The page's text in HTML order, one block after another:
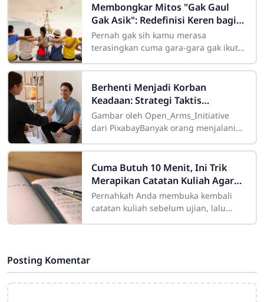
Membongkar Mitos "Gak Gaul
Gak Asik": Redefinisi Keren bagi
Remaja Modern
Pernah gak sih kamu merasa
terasingkan cuma gara-gara gak ikut
kemarin? Atau merasa "kurang keren"
Berhenti Menjadi Korban
Keadaan: Strategi Taktis
Menghapus Sifat Buruk untuk
Membentuk Karakter Kelas Atas
Gambar oleh Open_Arms_Initiative
dari PixabayBanyak orang menjalani
yang menyedihkan, berlindung di
balik kalimat
Cuma Butuh 10 Menit, Ini Trik
Merapikan Catatan Kuliah Agar
Mudah Diingat
Pernahkah Anda membuka kembali
catatan kuliah sebelum ujian, lalu
Posting Komentar